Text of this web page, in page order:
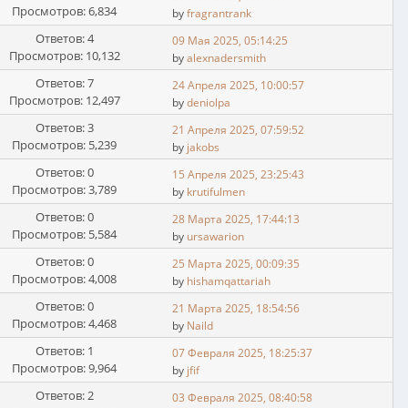
Просмотров: 6,834
byfragrantrank
Ответов: 4
Просмотров: 10,132
09 Мая 2025, 05:14:25
byalexnadersmith
Ответов: 7
Просмотров: 12,497
24 Апреля 2025, 10:00:57
bydeniolpa
Ответов: 3
Просмотров: 5,239
21 Апреля 2025, 07:59:52
by jakobs
Ответов: 0
Просмотров: 3,789
15 Апреля 2025, 23:25:43
by krutifulmen
Ответов: 0
Просмотров: 5,584
28 Марта 2025, 17:44:13
by ursawarion
Ответов: 0
Просмотров: 4,008
25 Марта 2025, 00:09:35
by hishamqattariah
Ответов: 0
Просмотров: 4,468
21 Марта 2025, 18:54:56
by Naild
Ответов: 1
Просмотров: 9,964
07 Февраля 2025, 18:25:37
by jfif
Ответов: 2
03 Февраля 2025, 08:40:58